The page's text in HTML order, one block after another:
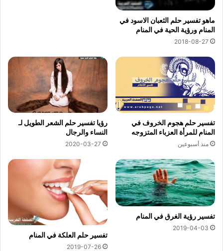
ماهو تفسير حلم الثعبان الاسود في
المنام ورؤية الحية في المنام
2018-08-27
تفسير حلم هجوم الخروف في
المنام للمرأة العزباء المتزوجه
منذ أسبوعين
رؤيا تفسير حلم الشعر الطويل لـ
النساء والرجال
2020-03-27
تفسير رؤية الغرق في المنام
2019-04-03
تفسير حلم العلكة في المنام
2019-07-26